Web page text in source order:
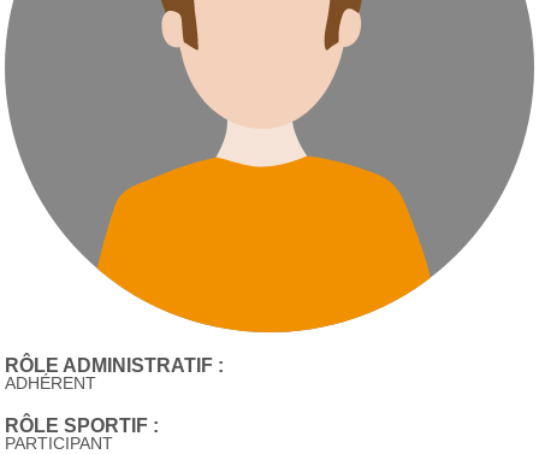
RÔLE ADMINISTRATIF :
ADHÉRENT
RÔLE SPORTIF :
PARTICIPANT